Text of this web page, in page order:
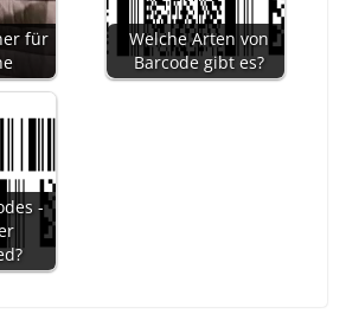
für
Welche Arten von
Barcode gibt es?
-